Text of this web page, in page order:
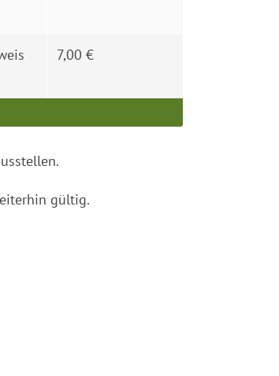
7,00 €
gültig.